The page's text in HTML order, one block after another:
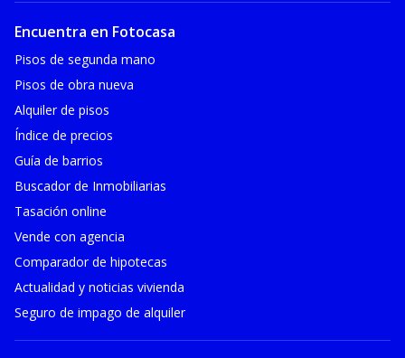
Encuentra en Fotocasa
Pisos de segunda mano
Pisos de obra nueva
Alquiler de pisos
Índice de precios
Guía de barrios
Buscador de Inmobiliarias
Tasación online
Vende con agencia
Comparador de hipotecas
Actualidad y noticias vivienda
Seguro de impago de alquiler